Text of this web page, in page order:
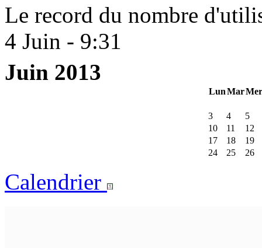
Le record du nombre
4 Juin - 9:31
Juin 2013
LunMarMer
3 4
5
10
11
12
17
18
19
24
25 26
Calendrier